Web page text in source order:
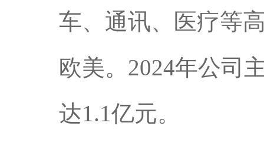
车、通讯、医疗等
欧美。2024年公司
达1.1亿元。